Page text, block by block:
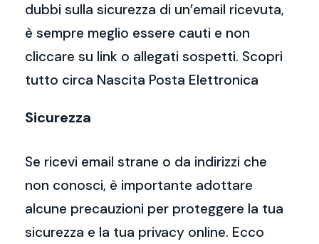
dubbi sulla sicurezza di un’email ricevuta,
è sempre meglio essere cauti e non
cliccare su link o allegati sospetti. Scopri
tutto circa Nascita Posta Elettronica
Sicurezza
Se ricevi email strane o da indirizzi che
non conosci, è importante adottare
alcune precauzioni per proteggere la tua
sicurezza e la tua privacy online. Ecco